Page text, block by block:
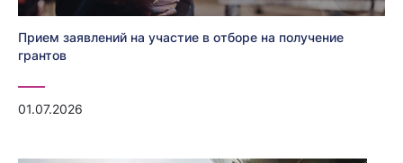
Прием заявлений на участие в отборе на получение
грантов
01.07.2026